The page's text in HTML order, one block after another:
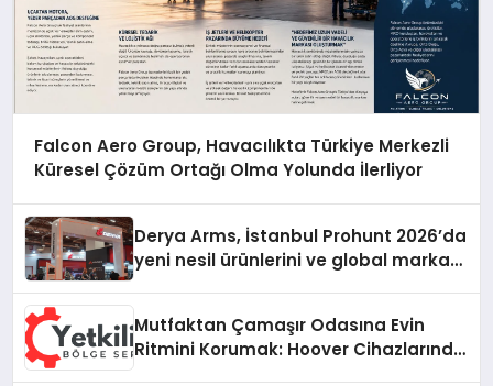
Falcon Aero Group, Havacılıkta Türkiye Merkezli
Küresel Çözüm Ortağı Olma Yolunda İlerliyor
Derya Arms, İstanbul Prohunt 2026’da
yeni nesil ürünlerini ve global marka
Mutfaktan Çamaşır Odasına Evin
Ritmini Korumak: Hoover Cihazlarında